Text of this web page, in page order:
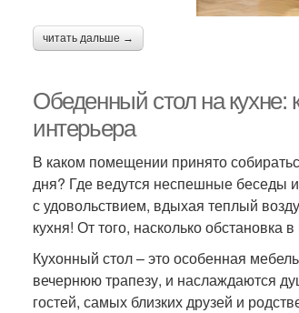
читать дальше →
Обеденный стол на кухне:
интерьера
В каком помещении принято
дня? Где ведутся неспешные беседы
с удовольствием, вдыхая теплый
кухня! От того, насколько обстановка
Кухонный стол – это особенная
вечернюю трапезу, и наслаждаются
гостей, самых близких друзей и